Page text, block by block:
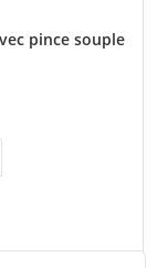
pince souple